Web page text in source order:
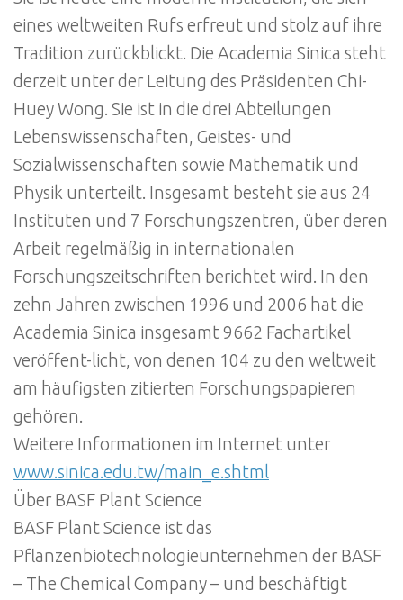
eines weltweiten Rufs erfreut und stolz auf ihre
Tradition zurückblickt. Die Academia Sinica steht
derzeit unter der Leitung des Präsidenten Chi-
Huey Wong. Sie ist in die drei Abteilungen
Lebenswissenschaften, Geistes- und
Sozialwissenschaften sowie Mathematik und
Physik unterteilt. Insgesamt besteht sie aus 24
Instituten und 7 Forschungszentren, über deren
Arbeit regelmäßig in internationalen
Forschungszeitschriften berichtet wird. In den
zehn Jahren zwischen 1996 und 2006 hat die
Academia Sinica insgesamt 9662 Fachartikel
veröffent-licht, von denen 104 zu den weltweit
am häufigsten zitierten Forschungspapieren
gehören.
Weitere Informationen im Internet unter
www.sinica.edu.tw/main_e.shtml
Über BASF Plant Science
BASF Plant Science ist das
Pflanzenbiotechnologieunternehmen der BASF
– The Chemical Company – und beschäftigt